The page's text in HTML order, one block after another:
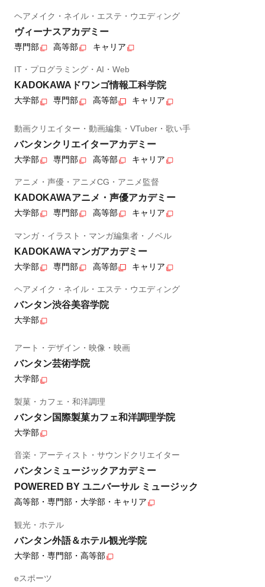
ヘアメイク・ネイル・エステ・ウエディング
ヴィーナスアカデミー
専門部 高等部 キャリア
IT・プログラミング・AI・Web
KADOKAWAドワンゴ情報工科学院
大学部 専門部 高等部 キャリア
動画クリエイター・動画編集・VTuber・歌い手
バンタンクリエイターアカデミー
大学部 専門部 高等部 キャリア
アニメ・声優・アニメCG・アニメ監督
KADOKAWAアニメ・声優アカデミー
大学部 専門部 高等部 キャリア
マンガ・イラスト・マンガ編集者・ノベル
KADOKAWAマンガアカデミー
大学部 専門部 高等部 キャリア
ヘアメイク・ネイル・エステ・ウエディング
バンタン渋谷美容学院
大学部
アート・デザイン・映像・映画
バンタン芸術学院
大学部
製菓・カフェ・和洋調理
バンタン国際製菓カフェ和洋調理学院
大学部
音楽・アーティスト・サウンドクリエイター
バンタンミュージックアカデミー
POWERED BY ユニバーサル ミュージック
高等部・専門部・大学部・キャリア
観光・ホテル
バンタン外語＆ホテル観光学院
大学部・専門部・高等部
eスポーツ